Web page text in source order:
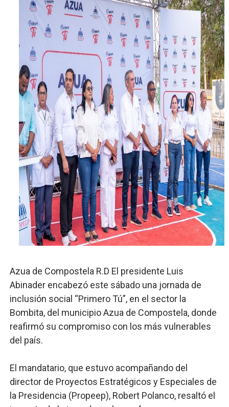
Ministerio de Defensa siembra esperanza y protege
MICM y CECCOM retienen 213,355 galones de
Bienes Nacionales recauda más de RD 57 millones en
Residentes en San Juan beneficiados con jornada
El magistrado Henry Molina decidió no seguir en la
​Domingo Plácido critica la situación económica y
Graduación XII Promoción Servicio Militar Voluntario
Comedores Comunitarios de DASAC garantizan
UNTC inicia ofensiva para recuperar fuerza gremial
PRM escogerá este domingo su nueva cúpula
Candidato a presidente del Colegio de Notarios hace
Digecac realizará Primer Festival de Plantas 2026
Josefa Castillo: Liderazgo y Transformación Social al
Azua de Compostela R.D El presidente Luis
Abinader encabezó este sábado una jornada de
inclusión social “Primero Tú”, en el sector la
Bombita, del municipio Azua de Compostela, donde
reafirmó su compromiso con los más vulnerables
del país.
El mandatario, que estuvo acompañando del
director de Proyectos Estratégicos y Especiales de
la Presidencia (Propeep), Robert Polanco, resaltó el